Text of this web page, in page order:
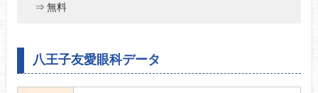
⇒ 無料
八王子友愛眼科データ